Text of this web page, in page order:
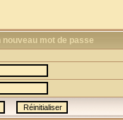
nouveau mot de passe